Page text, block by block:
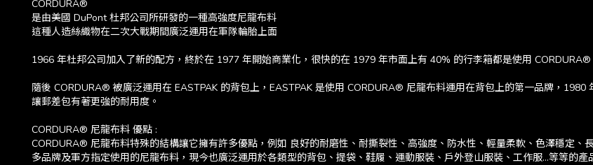
CORDURA®
是由美國 DuPont 杜邦公司所研發的一種高強度尼龍布料
這種人造絲織物在二次大戰期間廣泛運用在軍隊輪胎上面
1966 年杜邦公司加入了新的配方，終於在 1977 年開始商業化，很快的在 1979 年市面上有 40% 的行李箱都是使用
隨後 CORDURA® 被廣泛運用在 EASTPAK 的背包上，EASTPAK 是使用 CORDURA® 尼龍布料運用在背包上的第一品牌，
讓郵差包有著更強的耐用度。
CORDURA® 尼龍布料 優點 :
CORDURA® 尼龍布料特殊的結構讓它擁有許多優點，例如 良好的耐磨性、耐撕裂性、高強度、防水性、輕量柔軟、色澤穩定
多品牌及軍方指定使用的尼龍布料，現今也廣泛運用於各類型的背包、提袋、鞋履、運動服裝、戶外登山服裝、工作服…等等的產